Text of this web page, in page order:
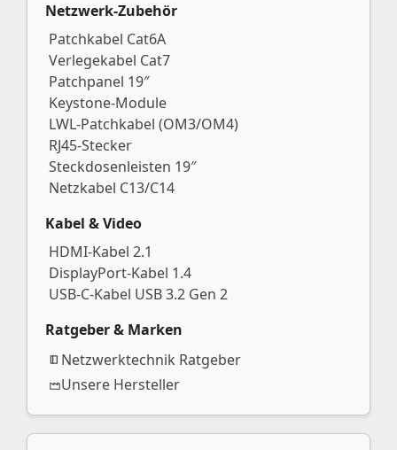
Netzwerk-Zubehör
Patchkabel Cat6A
Verlegekabel Cat7
Patchpanel 19″
Keystone-Module
LWL-Patchkabel (OM3/OM4)
RJ45-Stecker
Steckdosenleisten 19″
Netzkabel C13/C14
Kabel & Video
HDMI-Kabel 2.1
DisplayPort-Kabel 1.4
USB-C-Kabel USB 3.2 Gen 2
Ratgeber & Marken
Netzwerktechnik Ratgeber
Unsere Hersteller